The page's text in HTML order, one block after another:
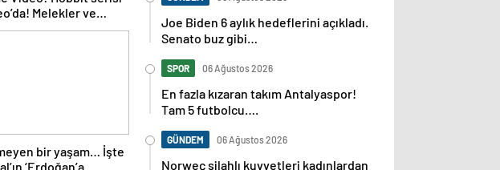
Melekler ve
Vinci Şifresi, Arda
ve daha
bir yaşam… İşte
‘Erdoğan’a
Joe Biden 6 aylık hedeflerini açıkladı.
Senato buz gibi…
SPOR 06 Ağustos 2026
En fazla kızaran takım Antalyaspor!
Tam 5 futbolcu….
GÜNDEM 06 Ağustos 2026
Norweç silahlı kuvvetleri kadınlardan